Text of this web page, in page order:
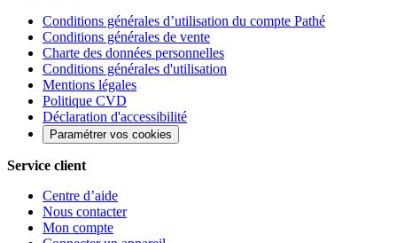
Conditions générales d’utilisation du compte Pathé
Conditions générales de vente
Charte des données personnelles
Conditions générales d'utilisation
Mentions légales
Politique CVD
Déclaration d'accessibilité
Paramétrer vos cookies
Service client
Centre d’aide
Nous contacter
Mon compte